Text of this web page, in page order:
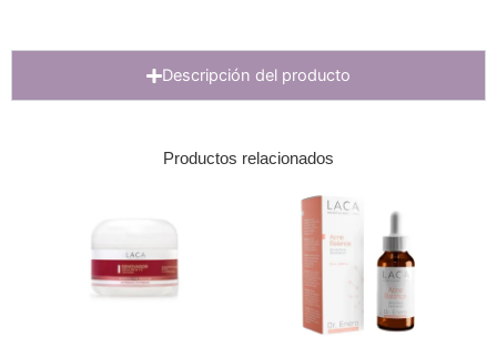
Descripción del producto
Productos relacionados